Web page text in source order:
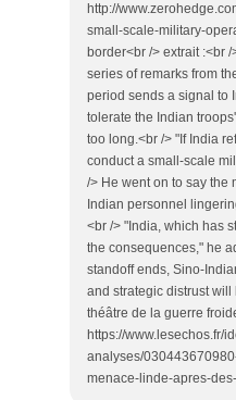
http://
small-scale-military-
border<br /> extrait :<br
series of remarks from
period sends a signal to
tolerate the Indian
too long.<br /> "If India
conduct a small-scale
/> He went on to say the
Indian personnel
<br /> "India, which has
the consequences," he
standoff ends, Sino-
and strategic distrust will
théâtre de la guerre
https://www.lesechos.fr/
analyses/
menace-linde-apres-